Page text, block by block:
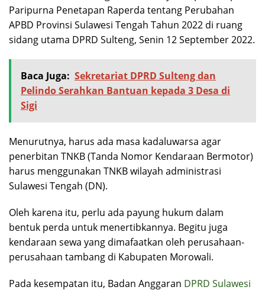
Paripurna Penetapan Raperda tentang Perubahan
APBD Provinsi Sulawesi Tengah Tahun 2022 di ruang
sidang utama DPRD Sulteng, Senin 12 September 2022.
Baca Juga: Sekretariat DPRD Sulteng dan
Pelindo Serahkan Bantuan kepada 3 Desa di
Sigi
Menurutnya, harus ada masa kadaluwarsa agar
penerbitan TNKB (Tanda Nomor Kendaraan Bermotor)
harus menggunakan TNKB wilayah administrasi
Sulawesi Tengah (DN).
Oleh karena itu, perlu ada payung hukum dalam
bentuk perda untuk menertibkannya. Begitu juga
kendaraan sewa yang dimafaatkan oleh perusahaan-
perusahaan tambang di Kabupaten Morowali.
Pada kesempatan itu, Badan Anggaran DPRD Sulawesi